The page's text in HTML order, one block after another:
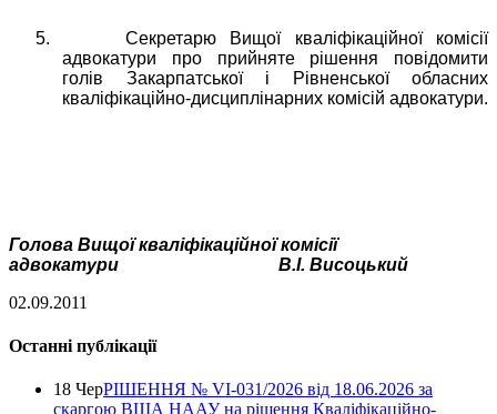
5.
Секретарю Вищої кваліфікаційної комісії
адвокатури про прийняте рішення повідомити
голів Закарпатської і Рівненської обласних
кваліфікаційно-дисциплінарних комісій адвокатури.
Голова Вищої кваліфікаційної комісії
адвокатури
В.І. Висоцький
02.09.2011
Останні публікації
18 ЧерРІШЕННЯ № VІ-031/2026 від 18.06.2026 за
скаргою ВША НААУ на рішення Кваліфікаційно-